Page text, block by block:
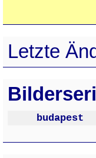
Letzte
budapest